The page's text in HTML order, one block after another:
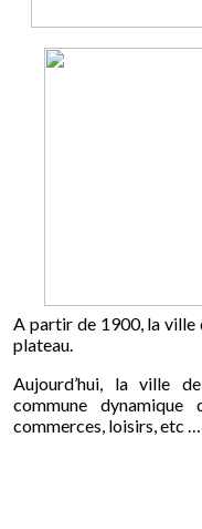
A partir de 1900, la ville
plateau.
Aujourd’hui, la ville
commune
commerces, loisirs, etc …